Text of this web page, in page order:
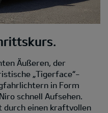
Äußeren, der
„Tigerface“-
in Form
schnell Aufsehen.
einen kraftvollen